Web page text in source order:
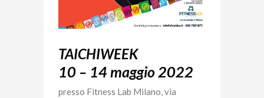
TAICHIWEEK
10 – 14 maggio 2022
presso Fitness Lab Milano, via